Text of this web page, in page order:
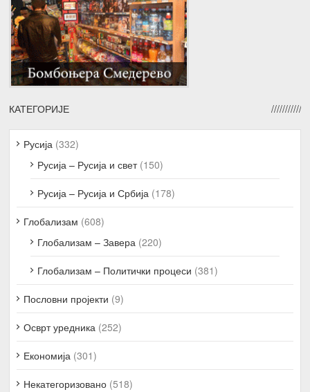
КАТЕГОРИЈЕ
Русија (332)
Русија – Русија и свет(150)
Русија – Русија и Србија (178)
Глобализам (608)
Глобализам – Завера (220)
Глобализам – Политички процеси (381)
Пословни пројекти (9)
Осврт уредника (252)
Економија (301)
Некатегоризовано (518)